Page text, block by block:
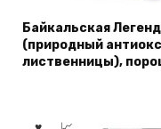
Байкальская
(природный
лиственницы),